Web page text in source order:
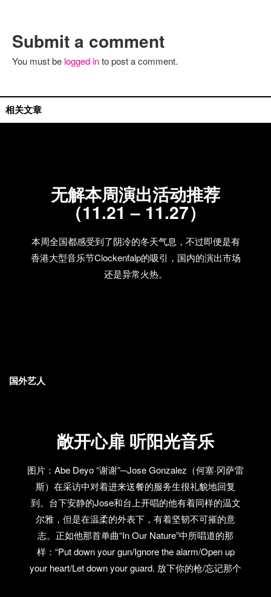
Submit a comment
You must be logged into post a comment.
相关文章
无解本周演出活动推荐
（11.21 – 11.27）
本周全国都感受到了阴冷的冬天气息，不过即便是有
香港大型音乐节Clockenfalp的吸引，国内的演出市场
还是异常火热。
活动推荐
敞开心扉 听阳光音乐
图片：Abe Deyo “谢谢”─Jose Gonzalez（何塞·冈萨雷
斯）在采访中对着进来送餐的服务生很礼貌地回复
到。台下安静的Jose和台上开唱的他有着同样的温文
尔雅，但是在温柔的外表下，有着坚韧不可摧的意
志。正如他那首单曲“In Our Nature”中所唱道的那
样：“Put down your gun/Ignore the alarm/Open up
your heart/Let down your guard. 放下你的枪/忘记那个
国外艺人